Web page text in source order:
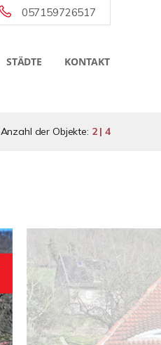
057159726517
STÄDTE KONTAKT
Anzahl der Objekte: 2 | 4